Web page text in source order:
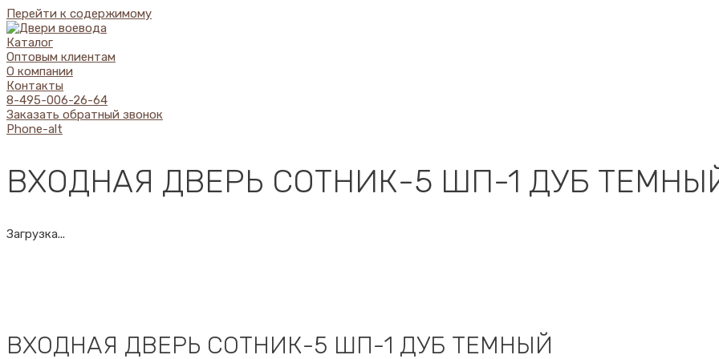
Перейти к содержимому
Каталог
Оптовым клиентам
О компании
Контакты
8-495-006-26-64
Заказать обратный звонок
Phone-alt
ВХОДНАЯ ДВЕРЬ СОТНИК-5 ШП-1 ДУБ
Загрузка...
ВХОДНАЯ ДВЕРЬ СОТНИК-5 ШП-1 ДУБ ТЕМНЫЙ